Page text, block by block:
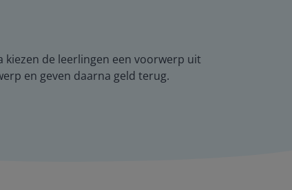
de leerlingen een voorwerp uit
en geven daarna geld terug.